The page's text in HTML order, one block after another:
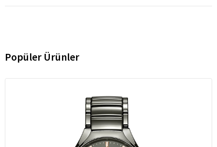
Popüler Ürünler